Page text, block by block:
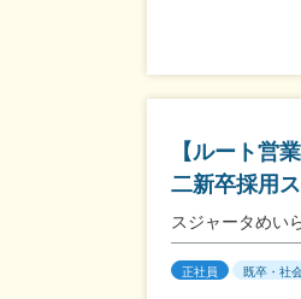
【ルート営
二新卒採用
スジャータめい
正社員 既卒・社